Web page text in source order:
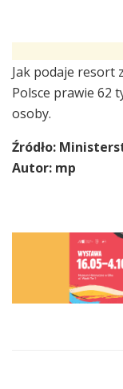
Jak podaje resort
Polsce prawie 62
osoby.
Źródło:
Autor: mp